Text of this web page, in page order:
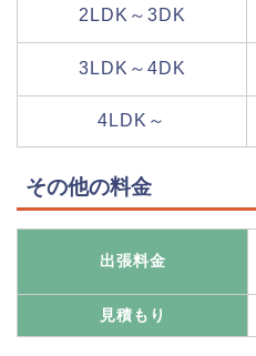
2LDK～3DK
3LDK～4DK
4LDK～
その他の料金
出張料金
見積もり